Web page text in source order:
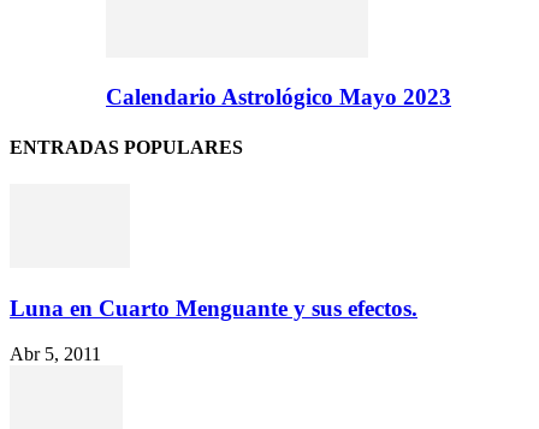
Calendario Astrológico Mayo 2023
ENTRADAS POPULARES
Luna en Cuarto Menguante y sus efectos.
Abr 5, 2011